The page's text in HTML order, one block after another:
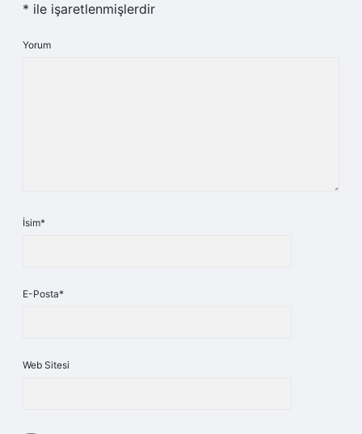
* ile işaretlenmişlerdir
Yorum
İsim*
E-Posta*
Web Sitesi